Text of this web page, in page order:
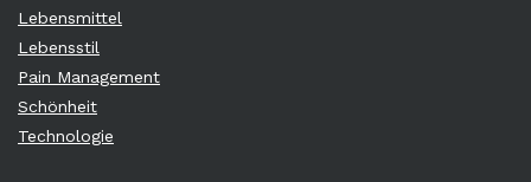
Lebensmittel
Lebensstil
Pain Management
Schönheit
Technologie